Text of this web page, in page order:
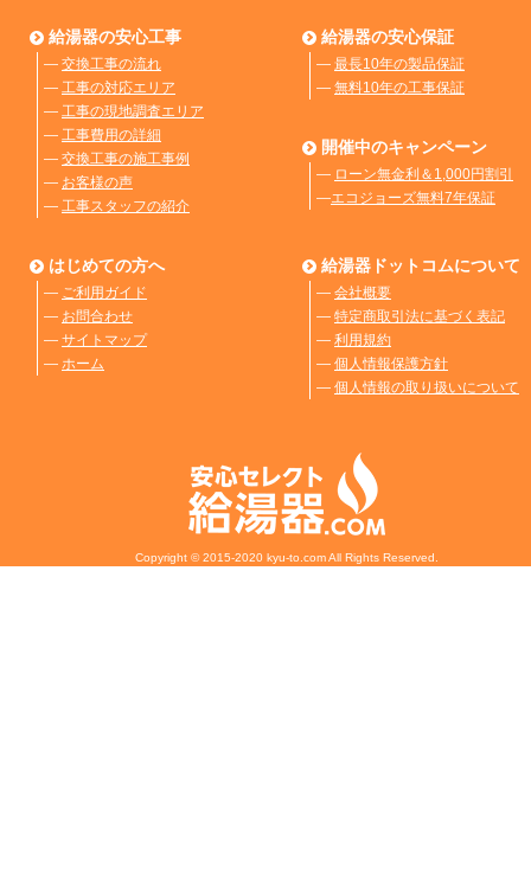
給湯器の安心工事
― 交換工事の流れ
― 工事の対応エリア
― 工事の現地調査エリア
― 工事費用の詳細
― 交換工事の施工事例
― お客様の声
― 工事スタッフの紹介
給湯器の安心保証
― 最長10年の製品保証
― 無料10年の工事保証
開催中のキャンペーン
― ローン無金利＆1,000円割引
―エコジョーズ無料7年保証
はじめての方へ
― ご利用ガイド
― お問合わせ
― サイトマップ
― ホーム
給湯器ドットコムについて
― 会社概要
― 特定商取引法に基づく表記
― 利用規約
― 個人情報保護方針
― 個人情報の取り扱いについて
Copyright © 2015-2020 kyu-to.com All Rights Reserved.